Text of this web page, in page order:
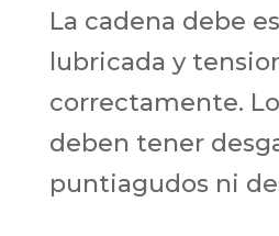
La cadena debe
lubricada y
correctamente.
deben tener
puntiagudos ni